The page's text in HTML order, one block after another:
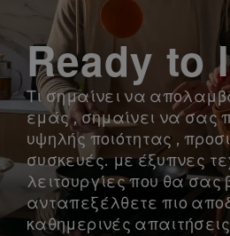
Ready to
Τι σημαίνει να
εμάς , σημαίνει να σας
υψηλής ποιότητας ,
συσκευές. με έξυπνες
λειτουργίες που θα σας
ανταπεξέλθετε πιο
καθημερινές απαιτήσεις